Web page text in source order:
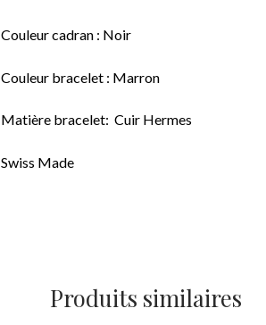
Couleur cadran : Noir
Couleur bracelet : Marron
Matière bracelet: Cuir Hermes
Swiss Made
Produits similaires